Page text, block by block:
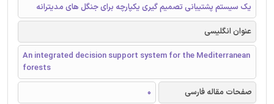
یک سیستم پشتیبانی تصمیم گیری یکپارچه برای جنگل های مدیترانه
عنوان انگلیسی
An integrated decision support system for the Mediterranean
forests
صفحات مقاله فارسی
0